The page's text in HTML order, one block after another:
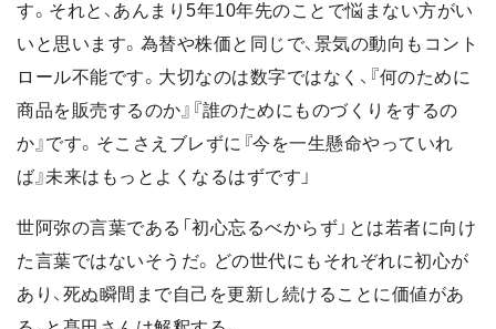
す。それと、あんまり5年10年先のことで悩まない方がい
いと思います。為替や株価と同じで、景気の動向もコント
ロール不能です。大切なのは数字ではなく、『何のために
商品を販売するのか』『誰のためにものづくりをするの
か』です。そこさえブレずに『今を一生懸命やっていれ
ば』未来はもっとよくなるはずです」
世阿弥の言葉である「初心忘るべからず」とは若者に向け
た言葉ではないそうだ。どの世代にもそれぞれに初心が
あり、死ぬ瞬間まで自己を更新し続けることに価値があ